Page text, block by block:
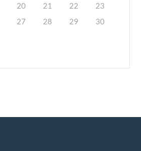
20 21 22
23
27 28 29
30